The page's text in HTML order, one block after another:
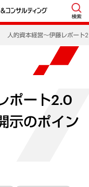
検索
人的資本経営～伊藤レポート
ポート2.0
示のポイン